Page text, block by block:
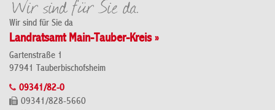
Wir sind für Sie da
Landratsamt Main-Tauber-Kreis »
Gartenstraße 1
97941 Tauberbischofsheim
09341/82-0
09341/828-5660